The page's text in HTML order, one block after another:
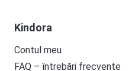
Kindora
Contul meu
FAQ – întrebări frecvente